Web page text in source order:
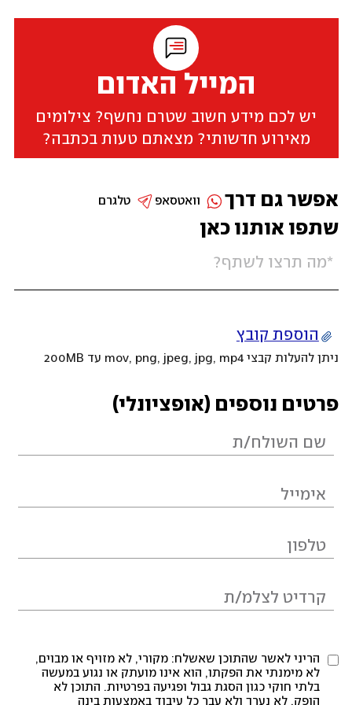
המייל האדום
יש לכם מידע חשוב שטרם נחשף? צילומים
מאירוע חדשותי? מצאתם טעות בכתבה?
שתפו אותנו כאן
הוספת קובץ
ניתן להעלות קבצי mov, png, jpeg, jpg, mp4 עד 200MB
פרטים נוספים (אופציונלי)
הריני לאשר שהתוכן שאשלח: מקורי, לא מזויף או מבוים,
לא מימנתי את הפקתו, הוא אינו מועתק או נגוע במעשה
בלתי חוקי כגון הסגת גבול ופגיעה בפרטיות. התוכן לא
הופק, לא נערך ולא עבר כל עיבוד באמצעות בינה
אפשר גם דרך טלגרם וואטסאפ